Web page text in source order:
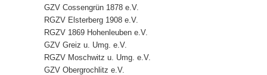
GZV Cossengrün 1878 e.V.
RGZV Elsterberg 1908 e.V.
RGZV 1869 Hohenleuben e.V.
GZV Greiz u. Umg. e.V.
RGZV Moschwitz u. Umg. e.V.
GZV Obergrochlitz e.V.